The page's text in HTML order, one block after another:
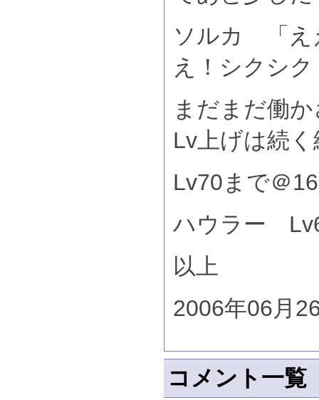
ソルカ 「え
え！シクシ
まだまだ働
Lv上げは続
Lv70まで＠
ハウラー
以上
2006年06月
コメント一覧